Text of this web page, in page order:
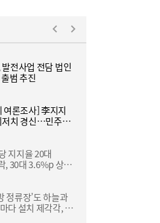
장 공모…미래 성장
전사업 전담 법인
범 추진
여론조사] 李지지
저치 경신…민주
지지율 20대
, 30대 3.6%p 상
정류장’도 하늘과
다 설치 제각각, 관